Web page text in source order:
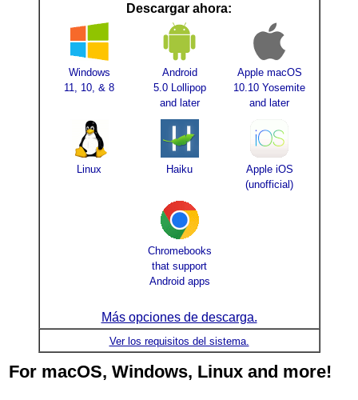
Descargar ahora:
Windows
11, 10, & 8
Android
5.0 Lollipop
and later
Apple macOS
10.10 Yosemite
and later
Linux Haiku
Apple iOS
(unofficial)
Chromebooks
that support
Android apps
Más opciones de descarga.
Ver los requisitos del sistema.
For macOS, Windows, Linux and more!